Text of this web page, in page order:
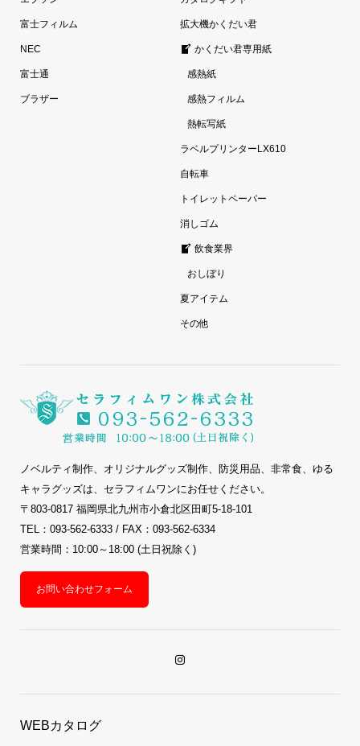
富士フィルム
NEC
富士通
ブラザー
拡大機かくだい君
かくだい君専用紙
感熱紙
感熱フィルム
熱転写紙
ラベルプリンターLX610
自転車
トイレットペーパー
消しゴム
飲食業界
おしぼり
夏アイテム
その他
ノベルティ制作、オリジナルグッズ制作、防災用品、非常食、ゆる
キャラグッズは、セラフィムワンにお任せください。
〒803-0817 福岡県北九州市小倉北区田町5-18-101
TEL：093-562-6333 / FAX：093-562-6334
営業時間：10:00～18:00 (土日祝除く)
お問い合わせフォーム
WEBカタログ